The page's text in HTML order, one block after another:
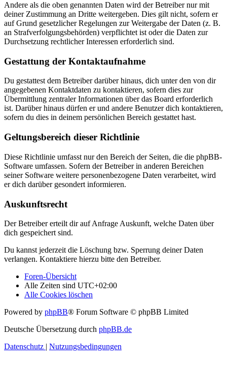
Andere als die oben genannten Daten wird der Betreiber nur mit
deiner Zustimmung an Dritte weitergeben. Dies gilt nicht, sofern er
auf Grund gesetzlicher Regelungen zur Weitergabe der Daten (z. B.
an Strafverfolgungsbehörden) verpflichtet ist oder die Daten zur
Durchsetzung rechtlicher Interessen erforderlich sind.
Gestattung der Kontaktaufnahme
Du gestattest dem Betreiber darüber hinaus, dich unter den von dir
angegebenen Kontaktdaten zu kontaktieren, sofern dies zur
Übermittlung zentraler Informationen über das Board erforderlich
ist. Darüber hinaus dürfen er und andere Benutzer dich kontaktieren,
sofern du dies in deinem persönlichen Bereich gestattet hast.
Geltungsbereich dieser Richtlinie
Diese Richtlinie umfasst nur den Bereich der Seiten, die die phpBB-
Software umfassen. Sofern der Betreiber in anderen Bereichen
seiner Software weitere personenbezogene Daten verarbeitet, wird
er dich darüber gesondert informieren.
Auskunftsrecht
Der Betreiber erteilt dir auf Anfrage Auskunft, welche Daten über
dich gespeichert sind.
Du kannst jederzeit die Löschung bzw. Sperrung deiner Daten
verlangen. Kontaktiere hierzu bitte den Betreiber.
Foren-Übersicht
Alle Zeiten sind UTC+02:00
Alle Cookies löschen
Powered by phpBB® Forum Software © phpBB Limited
Deutsche Übersetzung durch phpBB.de
Datenschutz | Nutzungsbedingungen